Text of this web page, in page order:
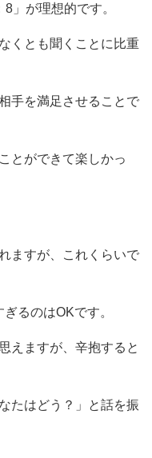
」が理想的です。
くとも聞くことに比重
手を満足させることで
とができて楽しかっ
ますが、これくらいで
るのはOKです。
えますが、辛抱すると
たはどう？」と話を振